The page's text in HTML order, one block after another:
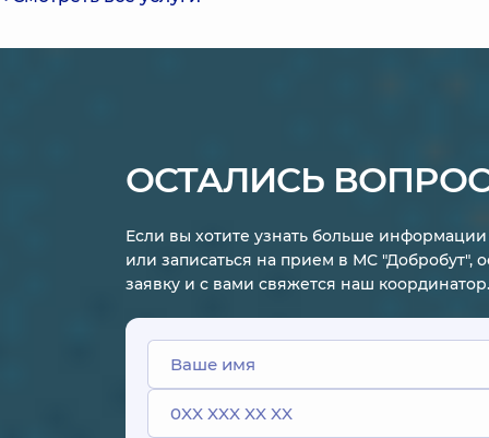
ОСТАЛИСЬ
Если вы хотите узнать больше информации
или записаться на прием в МС "Добробут",
заявку и с вами свяжется наш координатор.